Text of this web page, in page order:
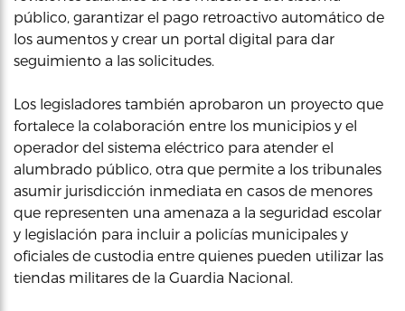
público, garantizar el pago retroactivo automático de
los aumentos y crear un portal digital para dar
seguimiento a las solicitudes.
Los legisladores también aprobaron un proyecto que
fortalece la colaboración entre los municipios y el
operador del sistema eléctrico para atender el
alumbrado público, otra que permite a los tribunales
asumir jurisdicción inmediata en casos de menores
que representen una amenaza a la seguridad escolar
y legislación para incluir a policías municipales y
oficiales de custodia entre quienes pueden utilizar las
tiendas militares de la Guardia Nacional.